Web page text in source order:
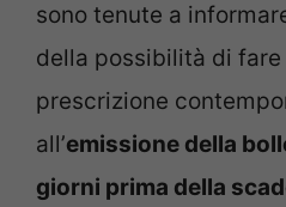
sono tenute a
della possibilità di
prescrizione
all’emissione della
giorni prima della